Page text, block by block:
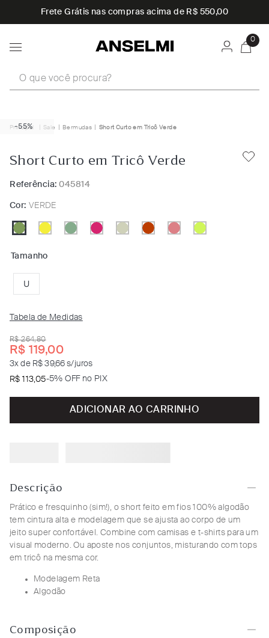
Frete Grátis nas compras acima de R$ 550,00
0
Sale Bermudas Short Curto em Tricô Verde
-55%
Short Curto em Tricô Verde
Referência: 045814
Cor: VERDE
Tamanho
U
Tabela de Medidas
R$ 264,80
R$ 119,00
3x de R$ 39,66 s/juros
R$ 113,05-5% OFF no PIX
ADICIONAR AO CARRINHO
Descrição
Prático e fresquinho (sim!), o short feito em fios 100% algodão
tem cintura alta e modelagem que se ajusta ao corpo de um
jeito super confortável. Combine com camisas e t-shirts para um
visual moderno. Ou aposte nos conjuntos, misturando com tops
em tricô na mesma cor.
Modelagem Reta
Algodão
Composição